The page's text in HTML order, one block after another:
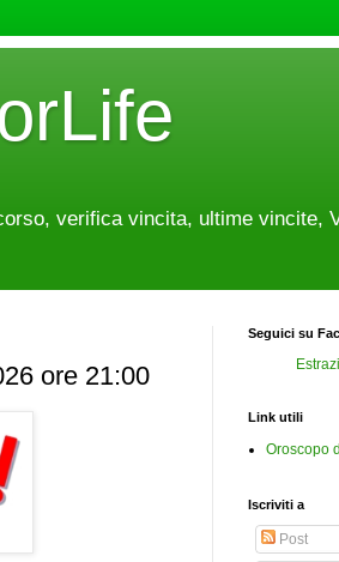
verifica vincita, ultime vincite,
ore 21:00
Seguici su
Link utili
Oroscopo
Iscriviti a
Post